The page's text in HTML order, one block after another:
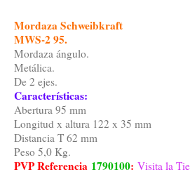
Mordaza Schweibkraft
MWS-2 95.
Mordaza ángulo.
Metálica.
De 2 ejes.
Características:
Abertura 95 mm
Longitud x altura 122 x 35 mm
Distancia T 62 mm
Peso 5,0 Kg.
PVP Referencia 1790100: Visita la